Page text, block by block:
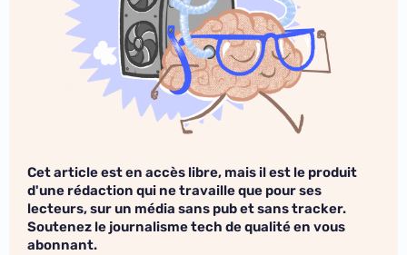
Cet article est en accès libre, mais il est le produit
d'une rédaction qui ne travaille que pour ses
lecteurs, sur un média sans pub et sans tracker.
Soutenez le journalisme tech de qualité en vous
abonnant.